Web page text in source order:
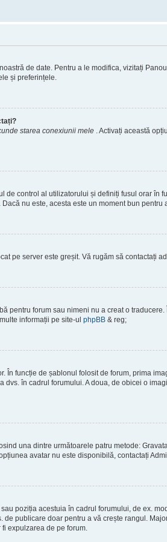
de date. Pentru a le modifica, vizitați
și preferințele.
starea conexiunii mele . Activați această
control al utilizatorului și definiți fusul orar în
nu este, acesta este un moment bun pentru
pe server este greșit. Vă rugăm să contactați
pentru forum sau nimeni nu a creat o
informații pe site-ul phpBB & reg;
funcție de șablonul folosit de forum, prima
în cadrul forumului. A doua, de obicei o
una dintre următoarele patru metode:
avatar nu este disponibilă, contactați
poziția acestuia în cadrul forumului, de ex.
publicare doar pentru a vă crește rangul.
expulzarea de pe forum.